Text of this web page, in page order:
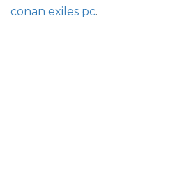
conan exiles pc.